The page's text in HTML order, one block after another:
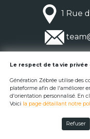
1 Rue
©
Le respect de ta vie
Génération Zébrée utilise des
plateforme afin de l'améliorer
d'orientation personnalisé. En
Voici la page détaillant notre
Refuser